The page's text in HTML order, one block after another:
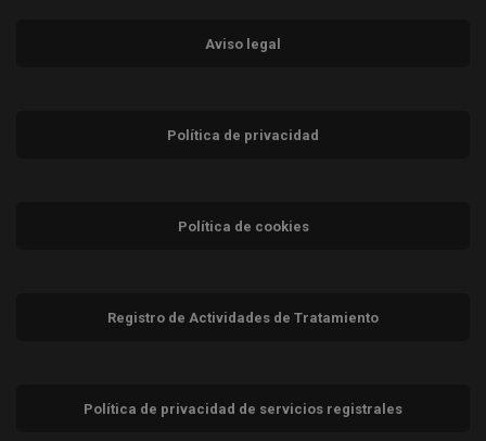
Aviso legal
Política de privacidad
Política de cookies
Registro de Actividades de Tratamiento
Política de privacidad de servicios registrales